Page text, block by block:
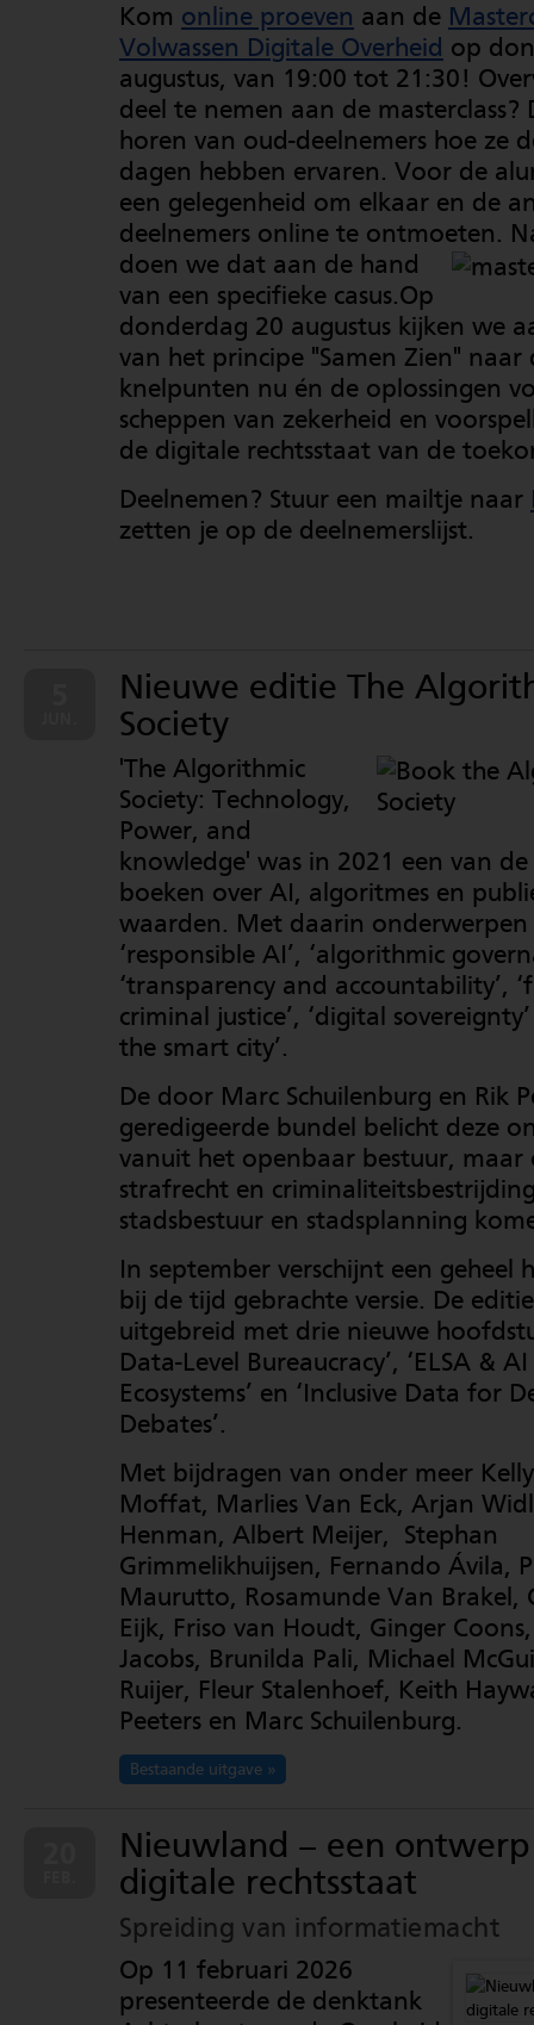
Kom online proeven aan de
Volwassen Digitale Overheid op
augustus, van 19:00 tot 21:30!
deel te nemen aan de masterclass?
horen van oud-deelnemers hoe ze
dagen hebben ervaren. Voor de
een gelegenheid om elkaar en de
deelnemers online te ontmoeten.
doen we dat aan de hand
van een specifieke casus.Op
donderdag 20 augustus kijken we
van het principe "Samen Zien" naar
knelpunten nu én de oplossingen
scheppen van zekerheid en
de digitale rechtsstaat van de
Deelnemen? Stuur een mailtje naar
zetten je op de deelnemerslijst.
Nieuwe editie The
Society
'The Algorithmic
Society: Technology,
Power, and
knowledge' was in 2021 een van de
boeken over AI, algoritmes en
waarden. Met daarin onderwerpen
‘responsible AI’, ‘algorithmic
‘transparency and accountability’,
criminal justice’, ‘digital
the smart city’.
De door Marc Schuilenburg en Rik
geredigeerde bundel belicht deze
vanuit het openbaar bestuur, maar
strafrecht en
stadsbestuur en stadsplanning
In september verschijnt een geheel
bij de tijd gebrachte versie. De
uitgebreid met drie nieuwe
Data-Level Bureaucracy’, ‘ELSA & AI
Ecosystems’ en ‘Inclusive Data for
Debates’.
Met bijdragen van onder meer
Moffat, Marlies Van Eck, Arjan
Henman, Albert Meijer, Stephan
Grimmelikhuijsen, Fernando Ávila,
Maurutto, Rosamunde Van Brakel,
Eijk, Friso van Houdt, Ginger
Jacobs, Brunilda Pali, Michael
Ruijer, Fleur Stalenhoef, Keith
Peeters en Marc Schuilenburg.
Bestaande uitgave
Nieuwland – een
digitale rechtsstaat
Spreiding van informatiemacht
Op 11 februari 2026
presenteerde de denktank